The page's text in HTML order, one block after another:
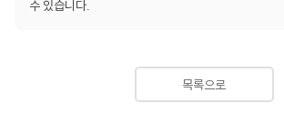
수 있습니다.
목록으로